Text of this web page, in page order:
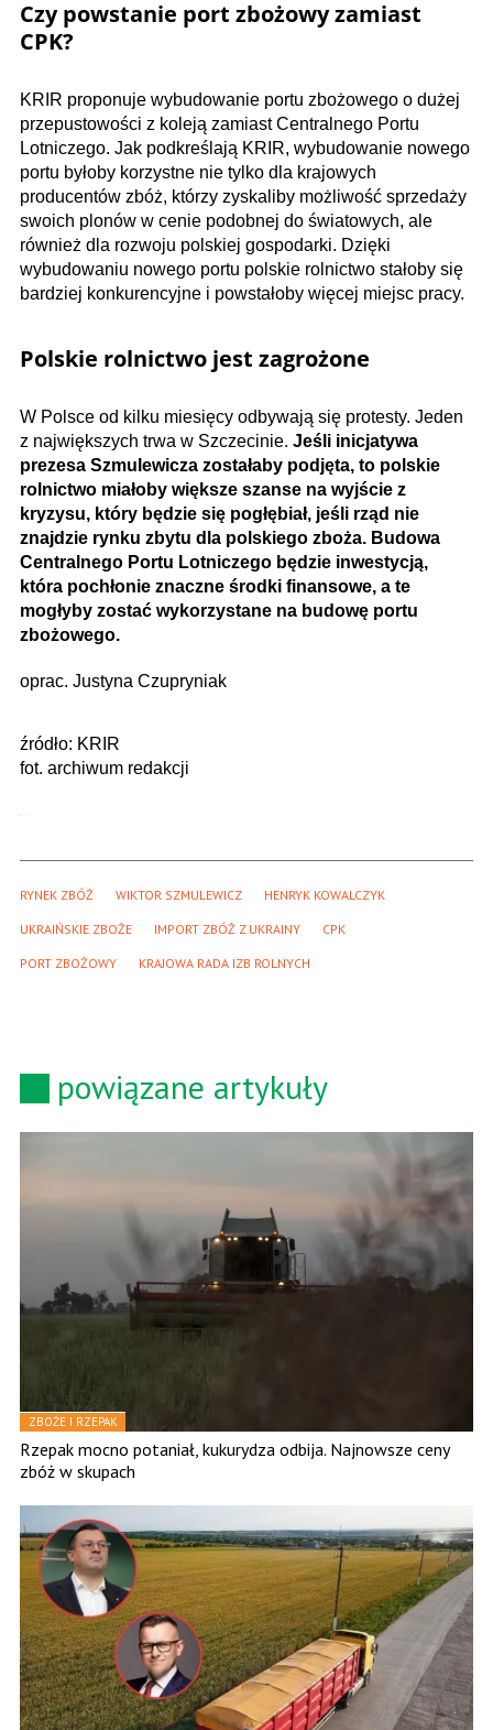
Czy powstanie port zbożowy zamiast
CPK?
KRIR proponuje wybudowanie portu zbożowego o dużej
przepustowości z koleją zamiast Centralnego Portu
Lotniczego. Jak podkreślają KRIR, wybudowanie nowego
portu byłoby korzystne nie tylko dla krajowych
producentów zbóż, którzy zyskaliby możliwość sprzedaży
swoich plonów w cenie podobnej do światowych, ale
również dla rozwoju polskiej gospodarki. Dzięki
wybudowaniu nowego portu polskie rolnictwo stałoby się
bardziej konkurencyjne i powstałoby więcej miejsc pracy.
Polskie rolnictwo jest zagrożone
W Polsce od kilku miesięcy odbywają się protesty. Jeden
z największych trwa w Szczecinie. Jeśli inicjatywa
prezesa Szmulewicza zostałaby podjęta, to polskie
rolnictwo miałoby większe szanse na wyjście z
kryzysu, który będzie się pogłębiał, jeśli rząd nie
znajdzie rynku zbytu dla polskiego zboża. Budowa
Centralnego Portu Lotniczego będzie inwestycją,
która pochłonie znaczne środki finansowe, a te
mogłyby zostać wykorzystane na budowę portu
zbożowego.
oprac. Justyna Czupryniak
źródło: KRIR
fot. archiwum redakcji
RYNEK ZBÓŻ WIKTOR SZMULEWICZ HENRYK KOWALCZYK
UKRAIŃSKIE ZBOŻE IMPORT ZBÓŻ Z UKRAINY CPK
PORT ZBOŻOWY KRAJOWA RADA IZB ROLNYCH
powiązane artykuły
ZBOŻE I RZEPAK
Rzepak mocno potaniał, kukurydza odbija. Najnowsze ceny
zbóż w skupach